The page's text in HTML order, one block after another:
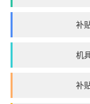
补
机
补